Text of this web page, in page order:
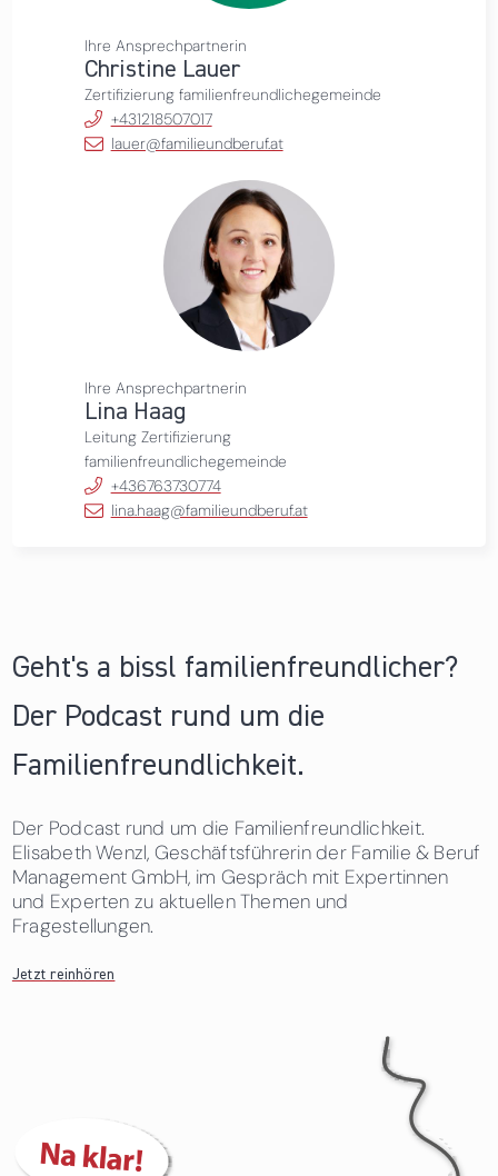
Ihre Ansprechpartnerin
Christine Lauer
Zertifizierung familienfreundlichegemeinde
+431218507017
lauer@familieundberuf.at
Ihre Ansprechpartnerin
Lina Haag
Leitung Zertifizierung
familienfreundlichegemeinde
+436763730774
lina.haag@familieundberuf.at
Geht's a bissl familienfreundlicher?
Der Podcast rund um die
Familienfreundlichkeit.
Der Podcast rund um die Familienfreundlichkeit.
Elisabeth Wenzl, Geschäftsführerin der Familie & Beruf
Management GmbH, im Gespräch mit Expertinnen
und Experten zu aktuellen Themen und
Fragestellungen.
Jetzt reinhören